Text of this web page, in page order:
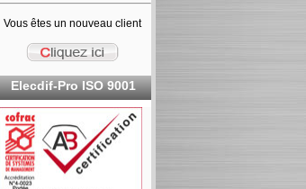
Vous êtes un nouveau client
Elecdif-Pro ISO 9001